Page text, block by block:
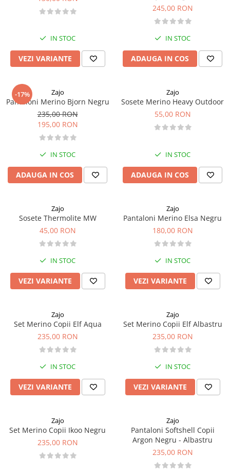
Espadrile
Lopeti de zapada / avalansa
Bandane
Imbracaminte de corp
Jachete copii
Caciuli
Pantaloni copii
IN STOC
VEZI VARIANTE
245,00 RON
IN STOC
ADAUGA IN COS
-17% Zajo
Pantaloni Merino Bjorn Negru
235,00 RON
195,00 RON
IN STOC
ADAUGA IN COS
Zajo
Sosete Merino Heavy Outdoor
55,00 RON
IN STOC
ADAUGA IN COS
Zajo
Sosete Thermolite MW
45,00 RON
IN STOC
VEZI VARIANTE
Zajo
Pantaloni Merino Elsa Negru
180,00 RON
IN STOC
VEZI VARIANTE
Zajo
Set Merino Copii Elf Aqua
235,00 RON
IN STOC
VEZI VARIANTE
Zajo
Set Merino Copii Elf Albastru
235,00 RON
IN STOC
VEZI VARIANTE
Zajo
Set Merino Copii Ikoo Negru
235,00 RON
Zajo
Pantaloni Softshell Copii
Argon Negru - Albastru
235,00 RON